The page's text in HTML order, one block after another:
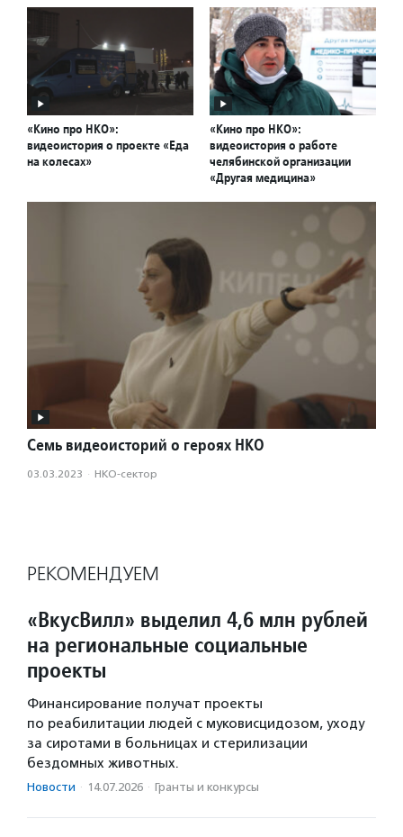
«Кино про НКО»:
видеоистория о проекте «Еда
на колесах»
«Кино про НКО»:
видеоистория о работе
челябинской организации
«Другая медицина»
Семь видеоисторий о героях НКО
03.03.2023 · НКО-сектор
РЕКОМЕНДУЕМ
«ВкусВилл» выделил 4,6 млн рублей
на региональные социальные
проекты
Финансирование получат проекты
по реабилитации людей с муковисцидозом, уходу
за сиротами в больницах и стерилизации
бездомных животных.
Новости · 14.07.2026 · Гранты и конкурсы